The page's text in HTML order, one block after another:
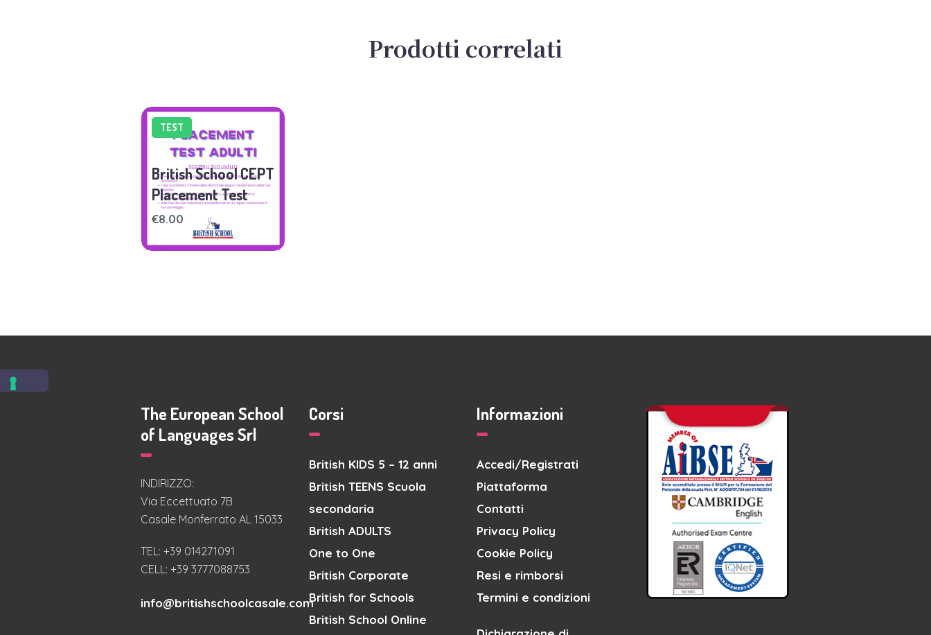
Prodotti correlati
TEST
British School CEPT
Placement Test
€8.00
The European School
of Languages Srl
INDIRIZZO:
Via Eccettuato 7B
Casale Monferrato AL 15033
TEL: +39 014271091
CELL: +39 3777088753
info@britishschoolcasale.com
Corsi
British KIDS 5 – 12 anni
British TEENS Scuola
secondaria
British ADULTS
One to One
British Corporate
British for Schools
British School Online
Informazioni
Accedi/Registrati
Piattaforma
Contatti
Privacy Policy
Cookie Policy
Resi e rimborsi
Termini e condizioni